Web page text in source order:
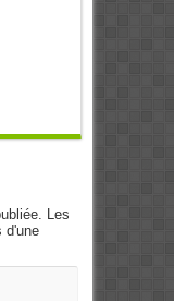
Les
d'une